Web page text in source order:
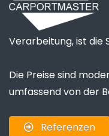
Verarbeitung, ist die
Die Preise sind
umfassend von der
Referenzen